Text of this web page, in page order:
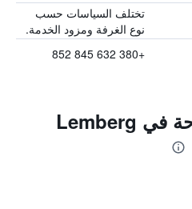
تختلف السياسات حسب
نوع الغرفة ومزود الخدمة.
+380 632 845 852
المزايا ووسائل الراحة في Lemberg